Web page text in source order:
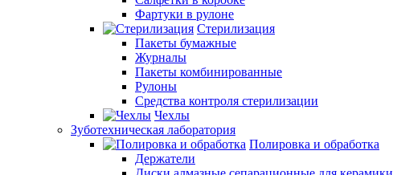
Фартуки в рулоне
Стерилизация
Пакеты бумажные
Журналы
Пакеты комбинированные
Рулоны
Средства контроля стерилизации
Чехлы
Зуботехническая лаборатория
Полировка и обработка
Держатели